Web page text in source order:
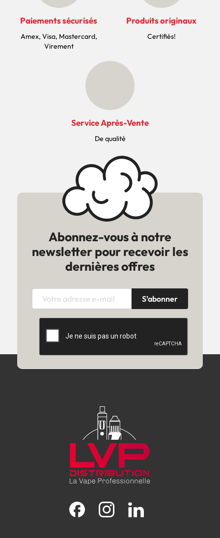
Paiements sécurisés
Amex, Visa, Mastercard,
Virement
Produits originaux
Certifiés!
Service Après-Vente
De qualité
Abonnez-vous à notre
newsletter pour recevoir les
dernières offres
Facebook Instagram